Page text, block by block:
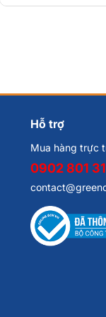
Hỗ trợ
Mua hàng trực
0902 801